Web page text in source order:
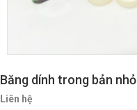
Băng dính trong bản nhỏ
Liên hệ